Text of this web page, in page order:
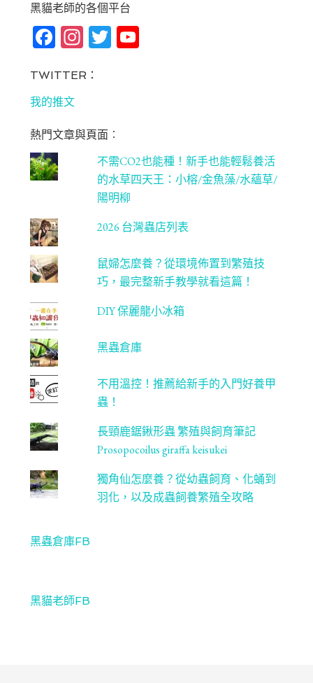
黑貓老師的各個平台
Fa
bo
ok
In
ag
m
T Yo
C
ha
n
ne
l
TWITTER：
我的推文
熱門文章與頁面︰
不需CO2也能種！新手也能輕鬆養活
的水草四天王：小榕/金魚藻/水蘊草/
陽明柳
2026 台灣蟲店列表
鼠婦怎麼養？從環境佈置到繁殖技
巧，最完整新手教學就看這篇！
DIY 保麗龍小冰箱
黑蟲倉庫
不用溫控！推薦給新手的入門好養甲
蟲！
長頸鹿鋸鍬形蟲 繁殖與飼育筆記
Prosopocoilus giraffa keisukei
獨角仙怎麼養？從幼蟲飼育、化蛹到
羽化，以及成蟲飼養繁殖全攻略
黑蟲倉庫FB
黑貓老師FB